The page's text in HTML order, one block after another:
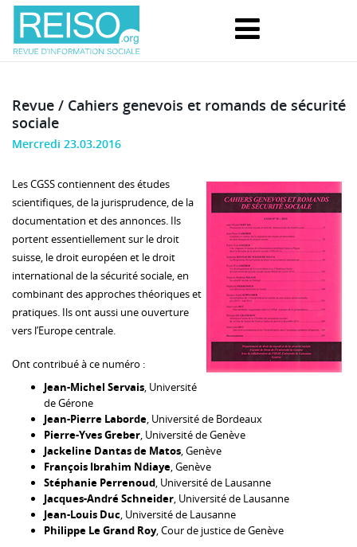
Revue / Cahiers genevois et romands de sécurité
sociale
Mercredi 23.03.2016
Les CGSS contiennent des études
scientifiques, de la jurisprudence, de la
documentation et des annonces. Ils
portent essentiellement sur le droit
suisse, le droit européen et le droit
international de la sécurité sociale, en
combinant des approches théoriques et
pratiques. Ils ont aussi une ouverture
vers l’Europe centrale.
Ont contribué à ce numéro :
Jean-Michel Servais, Université
de Gérone
Jean-Pierre Laborde, Université de Bordeaux
Pierre-Yves Greber, Université de Genève
Jackeline Dantas de Matos, Genève
François Ibrahim Ndiaye, Genève
Stéphanie Perrenoud, Université de Lausanne
Jacques-André Schneider, Université de Lausanne
Jean-Louis Duc, Université de Lausanne
Philippe Le Grand Roy, Cour de justice de Genève